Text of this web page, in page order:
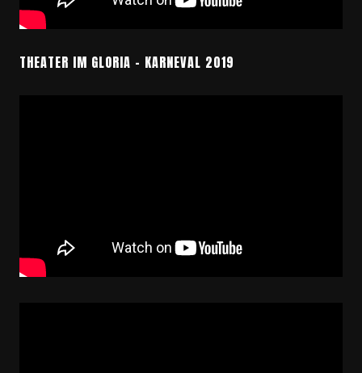
THEATER IM GLORIA – KARNEVAL 2019